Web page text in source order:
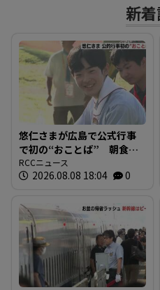
新
悠仁さまが広島で公式行事
で初の“おことば” 朝食作
りや丸太切りも 福山市で
は博物館を視察
RCCニュース
2026.08.08 18:04 0